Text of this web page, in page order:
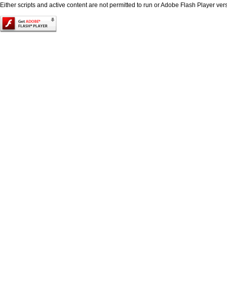
Either scripts and active content are not permitted to run or Adobe Flash Player